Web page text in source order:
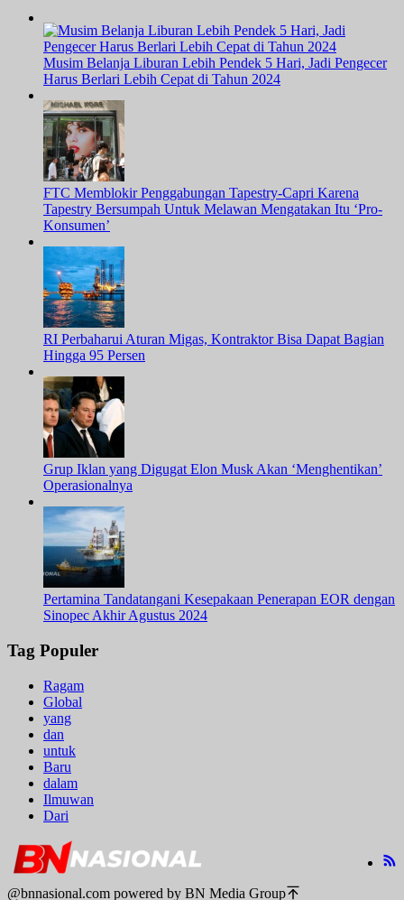
Musim Belanja Liburan Lebih Pendek 5 Hari, Jadi Pengecer
Harus Berlari Lebih Cepat di Tahun 2024
FTC Memblokir Penggabungan Tapestry-Capri Karena
Tapestry Bersumpah Untuk Melawan Mengatakan Itu ‘Pro-
Konsumen’
RI Perbaharui Aturan Migas, Kontraktor Bisa Dapat Bagian
Hingga 95 Persen
Grup Iklan yang Digugat Elon Musk Akan ‘Menghentikan’
Operasionalnya
Pertamina Tandatangani Kesepakaan Penerapan EOR dengan
Sinopec Akhir Agustus 2024
Tag Populer
Ragam
Global
yang
dan
untuk
Baru
dalam
Ilmuwan
Dari
@bnnasional.com powered by BN Media Group